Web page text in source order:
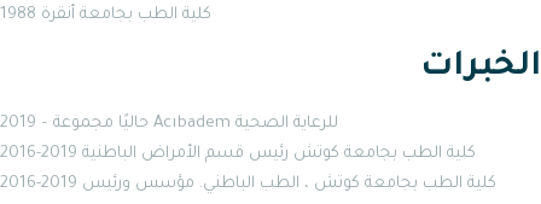
1988 كلية الطب بجامعة أنقرة
الخبرات
2019 – حاليًا مجموعة Acıbadem للرعاية الصحية
2016-2019 كلية الطب بجامعة كوتش رئيس قسم الأمراض الباطنية
2016-2019 كلية الطب بجامعة كوتش ، الطب الباطني. مؤسس ورئيس